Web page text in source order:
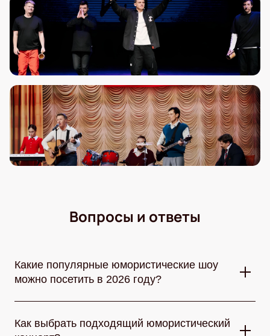
Вопросы и ответы
Какие популярные юмористические шоу
можно посетить в 2026 году?
юмористических шоу. Стендап-сцены собирают лучших
Как выбрать подходящий юмористический